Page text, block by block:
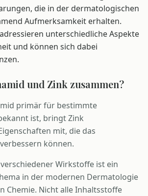
die in der dermatologischen
Aufmerksamkeit erhalten.
unterschiedliche Aspekte
und können sich dabei
und Zink zusammen?
primär für bestimmte
ist, bringt Zink
mit, die das
können.
Wirkstoffe ist ein
in der modernen Dermatologie
Chemie. Nicht alle Inhaltsstoffe